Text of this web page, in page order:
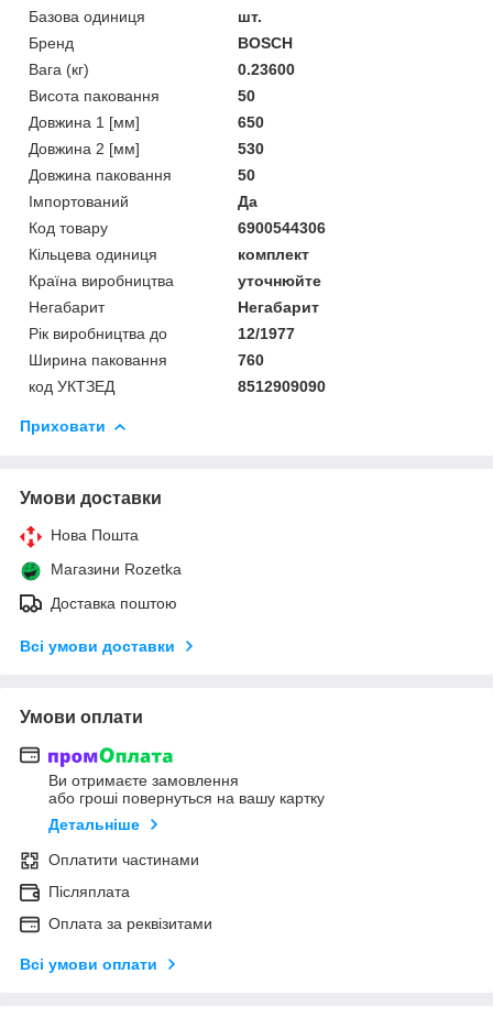
Базова одиниця
шт.
Бренд
BOSCH
Вага (кг)
0.23600
Висота паковання
50
Довжина 1 [мм]
650
Довжина 2 [мм]
530
Довжина паковання
50
Імпортований
Да
Код товару
6900544306
Кільцева одиниця
комплект
Країна виробництва
уточнюйте
Негабарит
Негабарит
Рік виробництва до
12/1977
Ширина паковання
760
код УКТЗЕД
8512909090
Приховати
Умови доставки
Нова Пошта
Магазини Rozetka
Доставка поштою
Всі умови доставки
Умови оплати
Ви отримаєте замовлення
або гроші повернуться на вашу картку
Детальніше
Оплатити частинами
Післяплата
Оплата за реквізитами
Всі умови оплати